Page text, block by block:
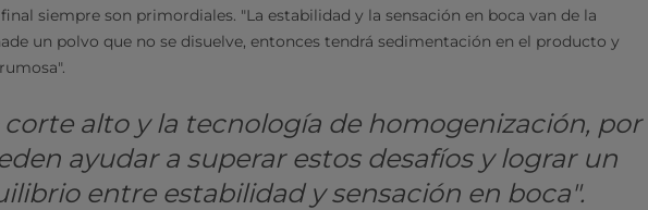
siempre son primordiales. "La estabilidad y la sensación en boca van de la
un polvo que no se disuelve, entonces tendrá sedimentación en el producto y
corte alto y la tecnología de homogenización, por
ayudar a superar estos desafíos y lograr un
entre estabilidad y sensación en boca".